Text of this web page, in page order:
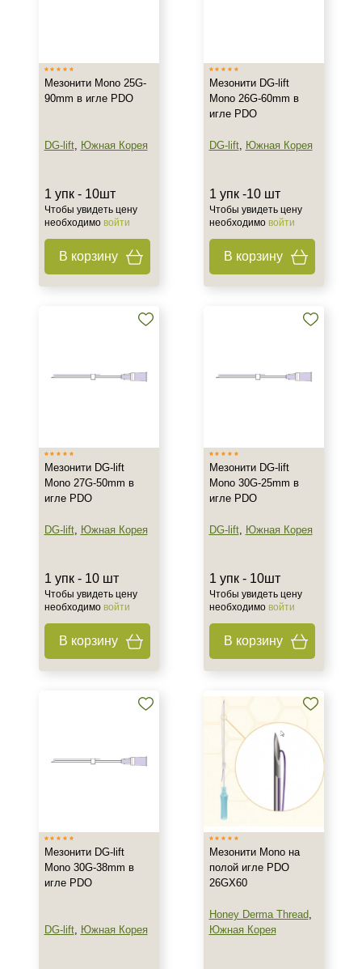
Мезонити Mono 25G-
90mm в игле PDO
DG-lift, Южная Корея
1 упк - 10шт
Чтобы увидеть цену
необходимо войти
В корзину
Мезонити DG-lift
Mono 26G-60mm в
игле PDO
DG-lift, Южная Корея
1 упк -10 шт
Чтобы увидеть цену
необходимо войти
В корзину
Мезонити DG-lift
Mono 27G-50mm в
игле PDO
DG-lift, Южная Корея
1 упк - 10 шт
Чтобы увидеть цену
необходимо войти
В корзину
Мезонити DG-lift
Mono 30G-25mm в
игле PDO
DG-lift, Южная Корея
1 упк - 10шт
Чтобы увидеть цену
необходимо войти
В корзину
Мезонити DG-lift
Mono 30G-38mm в
игле PDO
DG-lift, Южная Корея
Мезонити Mono на
полой игле PDO
26GX60
Honey Derma Thread,
Южная Корея
+7 (495) 640-58-89